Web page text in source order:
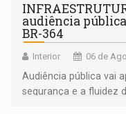
audiência
BR-364
Interior 06 de
Audiência pública vai
segurança e a fluidez